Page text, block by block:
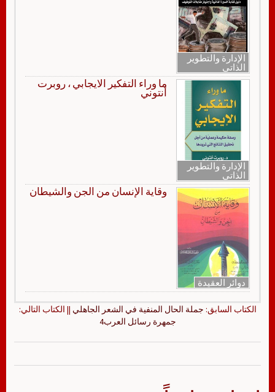
الإدارة والتطوير
الذاتي
الإدارة والتطوير
الذاتي
ما وراء التفكير الايجابي ، روبرت
أنتوني
دوائر العقيدة
وقاية الإنسان من الجن والشيطان
الكتاب السابق: جملة الحال المنفية في الشعر الجاهلي || الكتاب التالي:
جمهرة رسائل العرب4